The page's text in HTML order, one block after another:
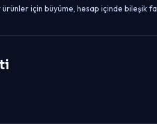
ürünler için büyüme, hesap içinde